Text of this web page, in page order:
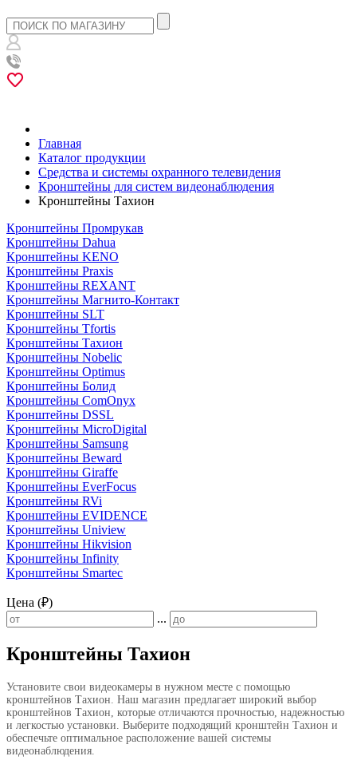
Главная
Каталог продукции
Средства и системы охранного телевидения
Кронштейны для систем видеонаблюдения
Кронштейны Тахион
Кронштейны Промрукав
Кронштейны Dahua
Кронштейны KENO
Кронштейны Praxis
Кронштейны REXANT
Кронштейны Магнито-Контакт
Кронштейны SLT
Кронштейны Tfortis
Кронштейны Тахион
Кронштейны Nobelic
Кронштейны Optimus
Кронштейны Болид
Кронштейны ComOnyx
Кронштейны DSSL
Кронштейны MicroDigital
Кронштейны Samsung
Кронштейны Beward
Кронштейны Giraffe
Кронштейны EverFocus
Кронштейны RVi
Кронштейны EVIDENCE
Кронштейны Uniview
Кронштейны Hikvision
Кронштейны Infinity
Кронштейны Smartec
Цена (₽)
...
Кронштейны Тахион
Установите свои видеокамеры в нужном месте с помощью
кронштейнов Тахион. Наш магазин предлагает широкий выбор
кронштейнов Тахион, которые отличаются прочностью, надежностью
и легкостью установки. Выберите подходящий кронштейн Тахион и
обеспечьте оптимальное расположение вашей системы
видеонаблюдения.